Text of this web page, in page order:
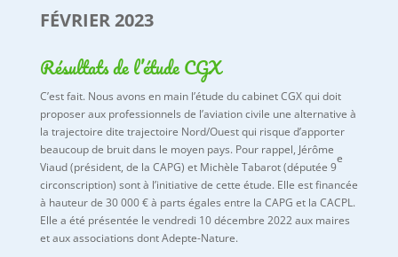
FÉVRIER 2023
Résultats de l’étude CGX
C’est fait. Nous avons en main l’étude du cabinet CGX qui doit
proposer aux professionnels de l’aviation civile une alternative à
la trajectoire dite trajectoire Nord/Ouest qui risque d’apporter
beaucoup de bruit dans le moyen pays. Pour rappel, Jérôme
Viaud (président, de la CAPG) et Michèle Tabarot (députée 9
e
circonscription) sont à l’initiative de cette étude. Elle est financée
à hauteur de 30 000 € à parts égales entre la CAPG et la CACPL.
Elle a été présentée le vendredi 10 décembre 2022 aux maires
et aux associations dont Adepte-Nature.